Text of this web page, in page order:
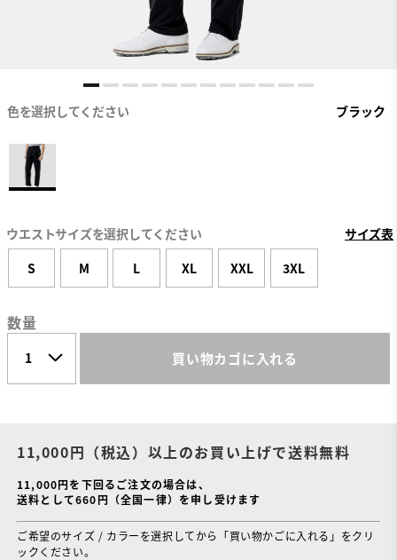
色を選択してください ブラック
ウエストサイズを選択してください
サイズ表
S
M L XL XXL 3XL
数量
買い物カゴに入れる
11,000円（税込）以上のお買い上げで送料無料
11,000円を下回るご注文の場合は、
送料として660円（全国一律）を申し受けます
ご希望のサイズ / カラーを選択してから「買い物かごに入れる」をクリ
ックください。